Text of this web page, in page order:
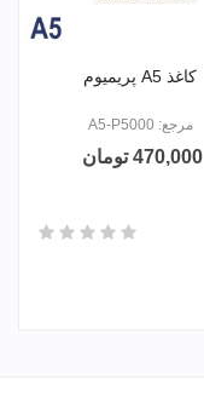
کاغذ A5 پریمیوم
مرجع: A5-P5000
470,000 تومان